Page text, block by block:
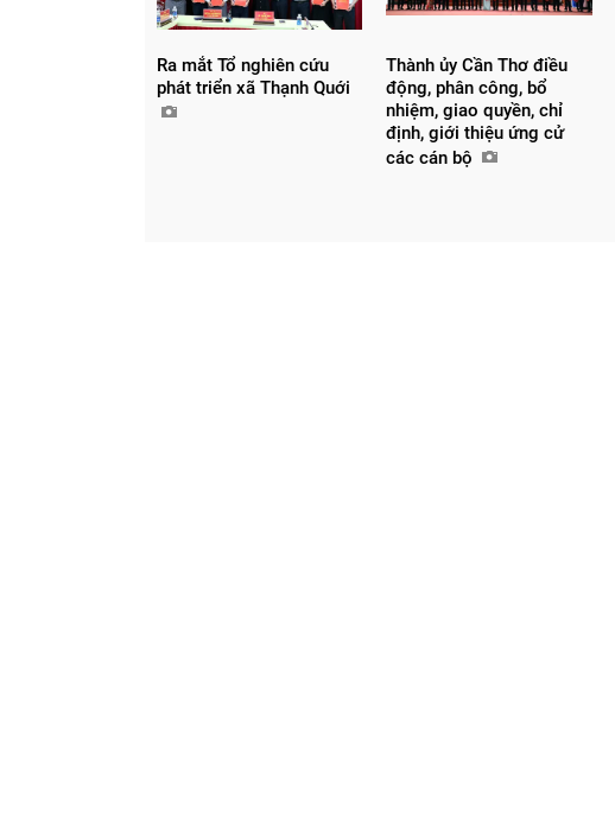
Ra mắt Tổ nghiên cứu
phát triển xã Thạnh Quới
Thành ủy Cần Thơ điều
động, phân công, bổ
nhiệm, giao quyền, chỉ
định, giới thiệu ứng cử
các cán bộ